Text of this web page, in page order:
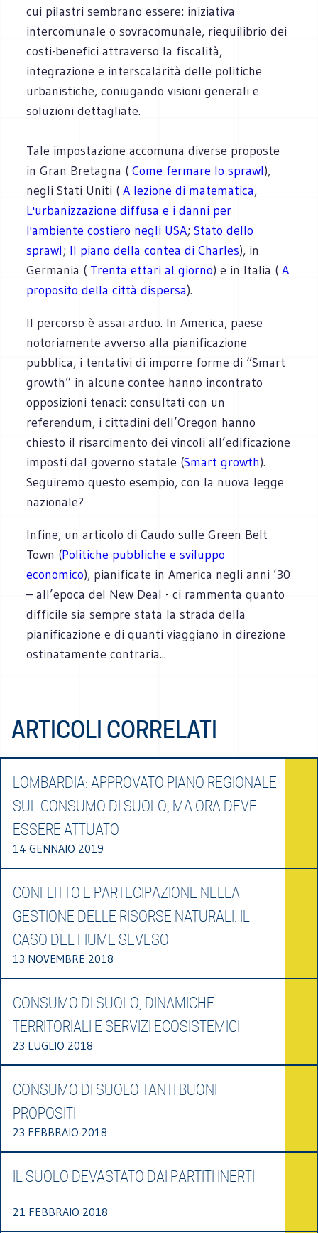
cui pilastri sembrano essere: iniziativa
intercomunale o sovracomunale, riequilibrio dei
costi-benefici attraverso la fiscalità,
integrazione e interscalarità delle politiche
urbanistiche, coniugando visioni generali e
soluzioni dettagliate.
Tale impostazione accomuna diverse proposte
in Gran Bretagna (Come fermare lo sprawl),
negli Stati Uniti (A lezione di matematica,
L'urbanizzazione diffusa e i danni per
l'ambiente costiero negli USA;Stato dello
sprawl; Il piano della contea di Charles), in
Germania ( Trenta ettari al giorno) e in Italia (A
proposito della città dispersa).
Il percorso è assai arduo. In America, paese
notoriamente avverso alla pianificazione
pubblica, i tentativi di imporre forme di “Smart
growth” in alcune contee hanno incontrato
opposizioni tenaci: consultati con un
referendum, i cittadini dell’Oregon hanno
chiesto il risarcimento dei vincoli all’edificazione
imposti dal governo statale (Smart growth).
Seguiremo questo esempio, con la nuova legge
nazionale?
Infine, un articolo di Caudo sulle Green Belt
Town (Politiche pubbliche e sviluppo
economico), pianificate in America negli anni ’30
– all’epoca del New Deal - ci rammenta quanto
difficile sia sempre stata la strada della
pianificazione e di quanti viaggiano in direzione
ostinatamente contraria...
ARTICOLI CORRELATI
LOMBARDIA: APPROVATO PIANO REGIONALE
SUL CONSUMO DI SUOLO, MA ORA DEVE
ESSERE ATTUATO
14 GENNAIO 2019
CONFLITTO E PARTECIPAZIONE NELLA
GESTIONE DELLE RISORSE NATURALI. IL
CASO DEL FIUME SEVESO
13 NOVEMBRE 2018
CONSUMO DI SUOLO, DINAMICHE
TERRITORIALI E SERVIZI ECOSISTEMICI
23 LUGLIO 2018
CONSUMO DI SUOLO TANTI BUONI
PROPOSITI
23 FEBBRAIO 2018
IL SUOLO DEVASTATO DAI PARTITI INERTI
21 FEBBRAIO 2018